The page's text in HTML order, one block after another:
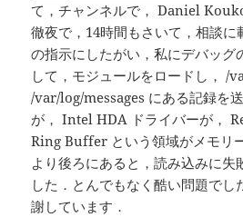
て，チャンネルで， Daniel
徹夜で，14時間もさいて，相談に
の指示にしたがい，私にデバッグ
して，モジュールをロードし， /
/var/log/messages にある記録を
が， Intel HDA ドライバーが，
Ring Buffer という領域がメモリ
より後ろにあると，読み込みに失
した．とんでもなく酷い問題でし
謝しています．